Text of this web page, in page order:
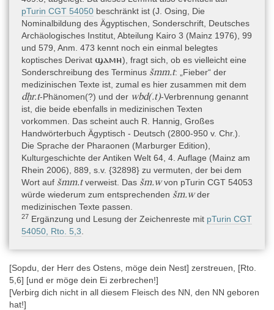
pTurin CGT 54050 beschränkt ist (J. Osing, Die
Nominalbildung des Ägyptischen, Sonderschrift, Deutsches
Archäologisches Institut, Abteilung Kairo 3 (Mainz 1976), 99
und 579, Anm. 473 kennt noch ein einmal belegtes
koptisches Derivat ϣⲁⲙⲏ), fragt sich, ob es vielleicht eine
Sonderschreibung des Terminus šmm.t: „Fieber“ der
medizinischen Texte ist, zumal es hier zusammen mit dem
dḥr.t-Phänomen(?) und der wbd(.t)-Verbrennung genannt
ist, die beide ebenfalls in medizinischen Texten
vorkommen. Das scheint auch R. Hannig, Großes
Handwörterbuch Ägyptisch - Deutsch (2800-950 v. Chr.).
Die Sprache der Pharaonen (Marburger Edition),
Kulturgeschichte der Antiken Welt 64, 4. Auflage (Mainz am
Rhein 2006), 889, s.v. {32898} zu vermuten, der bei dem
Wort auf šmm.tverweist. Das šm.wvon pTurin CGT 54053
würde wiederum zum entsprechenden šm.wder
medizinischen Texte passen.
27 Ergänzung und Lesung der Zeichenreste mit pTurin CGT
54050, Rto. 5,3
[Sopdu, der Herr des Ostens, möge dein Nest] zerstreuen, [Rto.
5,6] [und er möge dein Ei zerbrechen!]
[Verbirg dich nicht in all diesem Fleisch des NN, den NN geboren
hat!]